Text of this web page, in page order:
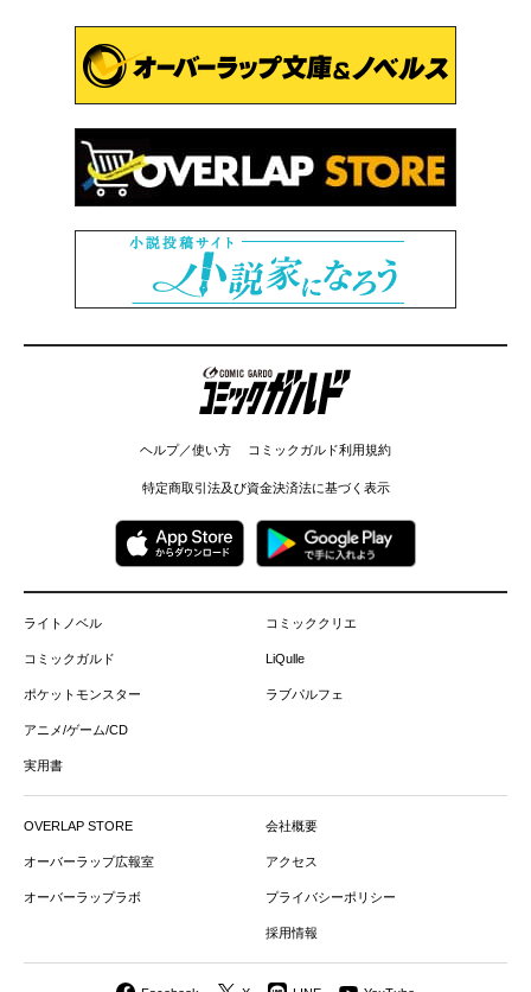
コミックガルド
ヘルプ／使い方 コミックガルド利用規約
特定商取引法及び資金決済法に基づく表示
ライトノベル
コミックガルド
ポケットモンスター
アニメ/ゲーム/CD
実用書
コミッククリエ
LiQulle
ラブパルフェ
OVERLAP STORE
オーバーラップ広報室
オーバーラップラボ
会社概要
アクセス
プライバシーポリシー
採用情報